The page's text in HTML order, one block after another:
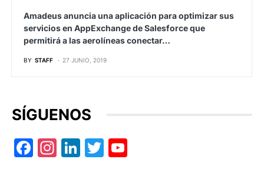
Amadeus anuncia una aplicación para optimizar sus
servicios en AppExchange de Salesforce que
permitirá a las aerolíneas conectar…
BY STAFF 27 JUNIO, 2019
SÍGUENOS
Facebook
Instagram
LinkedIn
Twitter